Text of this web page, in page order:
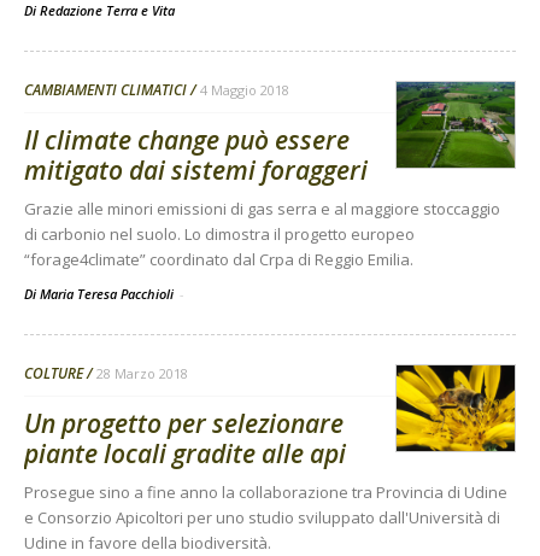
Di Redazione Terra e Vita
CAMBIAMENTI CLIMATICI 4 Maggio 2018
Il climate change può essere
mitigato dai sistemi foraggeri
Grazie alle minori emissioni di gas serra e al maggiore stoccaggio
di carbonio nel suolo. Lo dimostra il progetto europeo
“forage4climate” coordinato dal Crpa di Reggio Emilia.
Di Maria Teresa Pacchioli -
COLTURE 28 Marzo 2018
Un progetto per selezionare
piante locali gradite alle api
Prosegue sino a fine anno la collaborazione tra Provincia di Udine
e Consorzio Apicoltori per uno studio sviluppato dall'Università di
Udine in favore della biodiversità.